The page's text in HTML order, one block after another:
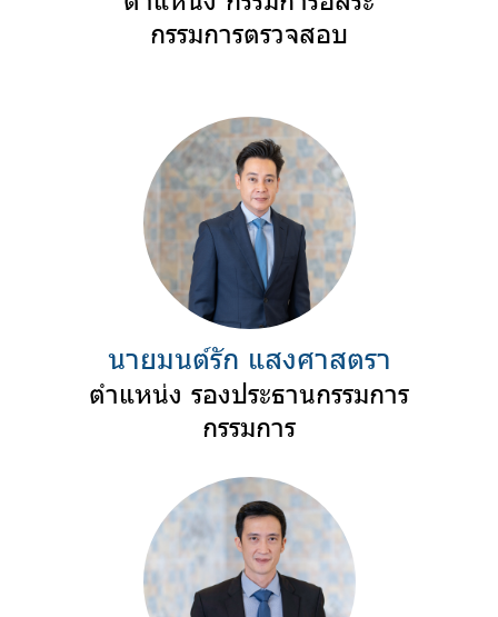
กรรมการตรวจสอบ
นายมนต์รัก แสงศาสตรา
ตำแหน่ง รองประธานกรรมการ
กรรมการ